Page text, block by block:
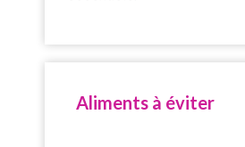
Aliments à éviter